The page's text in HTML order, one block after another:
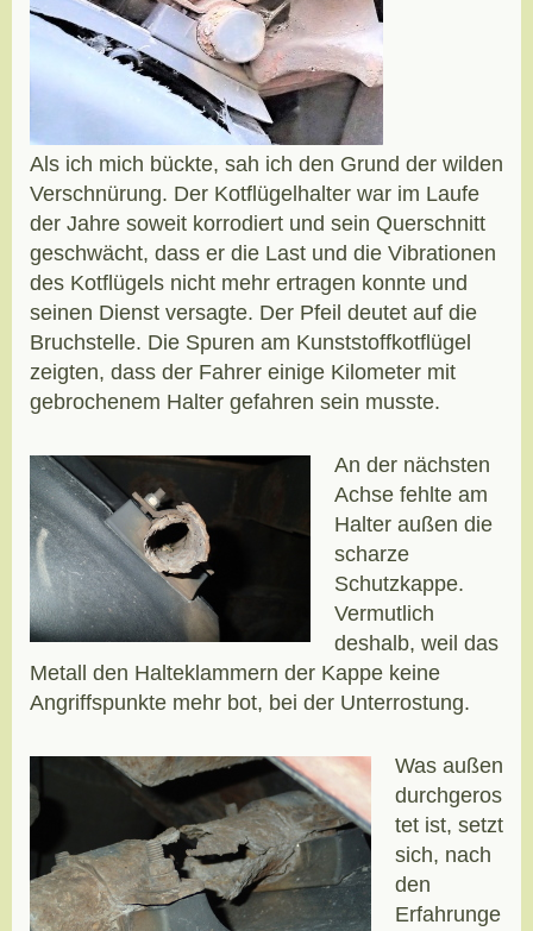
Als ich mich bückte, sah ich den Grund der wilden
Verschnürung. Der Kotflügelhalter war im Laufe
der Jahre soweit korrodiert und sein Querschnitt
geschwächt, dass er die Last und die Vibrationen
des Kotflügels nicht mehr ertragen konnte und
seinen Dienst versagte. Der Pfeil deutet auf die
Bruchstelle. Die Spuren am Kunststoffkotflügel
zeigten, dass der Fahrer einige Kilometer mit
gebrochenem Halter gefahren sein musste.
An der nächsten
Achse fehlte am
Halter außen die
scharze
Schutzkappe.
Vermutlich
deshalb, weil das
Metall den Halteklammern der Kappe keine
Angriffspunkte mehr bot, bei der Unterrostung.
Was außen
durchgeros
tet ist, setzt
sich, nach
den
Erfahrunge